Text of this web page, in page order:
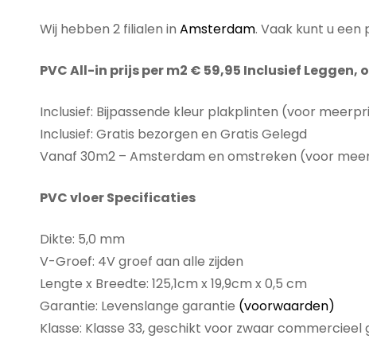
Wij hebben 2 filialen in Amsterdam. Vaak kunt u een
PVC All-in prijs per m2 € 59,95 Inclusief Leggen,
Inclusief: Bijpassende kleur plakplinten (voor
Inclusief: Gratis bezorgen en Gratis Gelegd
Vanaf 30m2 – Amsterdam en omstreken (voor
PVC vloer Specificaties
Dikte: 5,0 mm
V-Groef: 4V groef aan alle zijden
Lengte x Breedte: 125,1cm x 19,9cm x 0,5 cm
Garantie: Levenslange garantie (voorwaarden)
Klasse: Klasse 33, geschikt voor zwaar commercieel